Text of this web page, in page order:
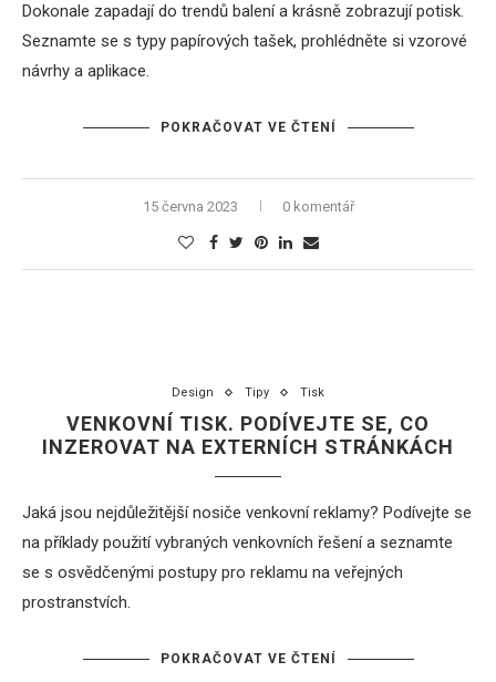
Dokonale zapadají do trendů balenía krásně zobrazují potisk.
Seznamte se s typy papírových tašek, prohlédněte si vzorové
návrhy a aplikace.
POKRAČOVAT VE ČTENÍ
15 června 2023 0 komentář
Design Tipy Tisk
VENKOVNÍ TISK. PODÍVEJTE SE, CO
INZEROVAT NA EXTERNÍCH STRÁNKÁCH
Jaká jsou nejdůležitější nosiče venkovní reklamy? Podívejte se
na příklady použití vybraných venkovních řešení a seznamte
se s osvědčenými postupy pro reklamu na veřejných
prostranstvích.
POKRAČOVAT VE ČTENÍ